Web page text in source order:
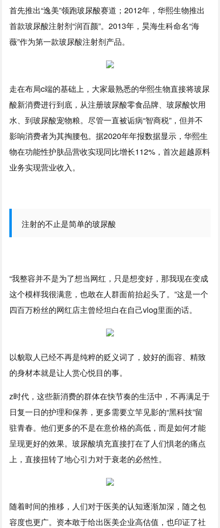
首先推出“逸美”领跑玻尿酸赛道；2012年，华熙生物推出
首款玻尿酸注射剂“润百颜”。2013年，昊海生科命名“海
薇”作为第一款玻尿酸注射剂产品。
走在布局c端的基础上，大家最熟悉的华熙生物直接将玻尿
酸新消费进行到底，从注册玻尿酸零食品牌、玻尿酸饮用
水、到玻尿酸宠物粮。尽管一直被诟病“智商税”，但并不
影响消费者为其掏腰包。据2020年年报数据显示，华熙生
物在功能性护肤品营收实现同比增长112%，首次超越原料
业务实现营业收入。
注射的不止是简单的玻尿酸
“我整容并不是为了想当网红，只是想变好，那我现在变成
这个模样我很满意，也敢在人群面前抬起头了。”这是一个
四百万粉丝的网红店主曾经坦白在自己vlog里面的话。
以貌取人已经不再是纯粹的贬义词了，姣好的面容、精致
的身材本就是让人赏心悦目的事。
z时代，这些新消费的群体在快节奏的生活中，不再满足于
日复一日的护理和保养，更多需要立竿见影的“黑科技”留
驻青春。他们更多的不是在意价格的高低，而是如何才能
呈现更好的效果。玻尿酸填充直接打在了人们惧老的痛点
上，直接扭转了地心引力对于衰老的必然性。
随着时间的推移，人们对于医美的认知逐渐加深，随之包
容度也更广。资本敢于给出医美企业高估值，也印证了社